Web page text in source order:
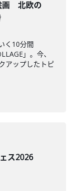
画 北欧の
く10分間
」。今、
アップしたトピ
ス2026